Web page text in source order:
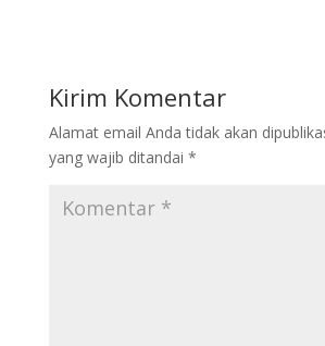
Kirim Komentar
Alamat email Anda tidak akan
yang wajib ditandai *